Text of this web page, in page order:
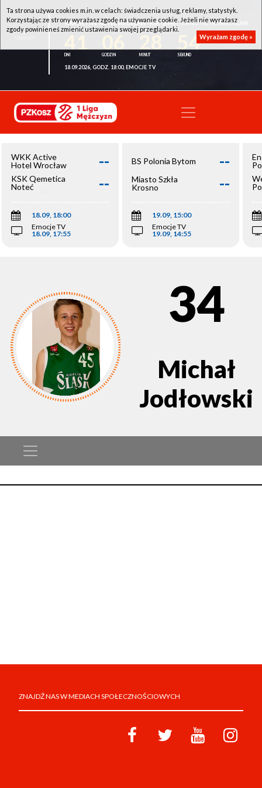
WKK ACTIVE HOTEL WROCŁAW - KSK QEMETICA NOTEĆ INOWROCŁAW
54
18.09.2026, GODZ. 18:00, EMOCJE TV
WKK Active
Hotel Wrocław
--
KSK Qemetica
Noteć
Inowrocław
--
18.09, 18:00
Emocje TV
18.09, 17:55
BS Polonia Bytom --
Miasto Szkła
Krosno
--
19.09, 15:00
Emocje TV
19.09, 14:55
34
Michał
Jodłowski
ZNAJDŹ NAS W MEDIACH SPOŁECZNOŚCIOWYCH
Ta strona używa cookies m.in. w celach: świadczenia usług, reklamy, statystyk.
Korzystając ze strony wyrażasz zgodę na używanie cookie. Jeżeli nie wyrażasz
zgody powinieneś zmienić ustawienia swojej przeglądarki.
Wyrażam zgodę »